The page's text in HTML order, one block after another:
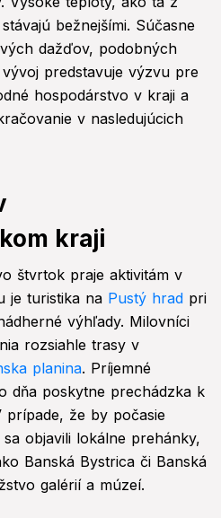
bežnejšími. Súčasne
dažďov, podobných
predstavuje výzvu pre
hospodárstvo v kraji a
v nasledujúcich
kraji
štvrtok praje aktivitám v
je turistika na Pustý hrad pri
výhľady. Milovníci
rozsiahle trasy v
planina. Príjemné
dňa poskytne prechádzka k
prípade, že by počasie
objavili lokálne prehánky,
Banská Bystrica či Banská
galérií a múzeí.